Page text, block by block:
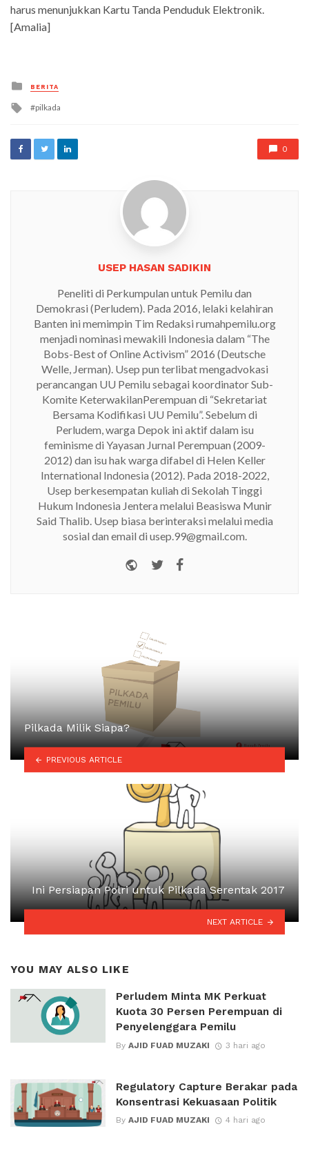
harus menunjukkan Kartu Tanda Penduduk Elektronik.
[Amalia]
Posted
in
BERITA
Tagged
pilkada
0
USEP HASAN SADIKIN
Peneliti di Perkumpulan untuk Pemilu dan
Demokrasi (Perludem). Pada 2016, lelaki kelahiran
Banten ini memimpin Tim Redaksi rumahpemilu.org
menjadi nominasi mewakili Indonesia dalam “The
Bobs-Best of Online Activism” 2016 (Deutsche
Welle, Jerman). Usep pun terlibat mengadvokasi
perancangan UU Pemilu sebagai koordinator Sub-
Komite KeterwakilanPerempuan di “Sekretariat
Bersama Kodifikasi UU Pemilu”. Sebelum di
Perludem, warga Depok ini aktif dalam isu
feminisme di Yayasan Jurnal Perempuan (2009-
2012) dan isu hak warga difabel di Helen Keller
International Indonesia (2012). Pada 2018-2022,
Usep berkesempatan kuliah di Sekolah Tinggi
Hukum Indonesia Jentera melalui Beasiswa Munir
Said Thalib. Usep biasa berinteraksi melalui media
sosial dan email di usep.99@gmail.com.
Website
Twitter
Pilkada Milik Siapa?
PREVIOUS ARTICLE
Ini Persiapan Polri untuk Pilkada Serentak 2017
NEXT ARTICLE
YOU MAY ALSO LIKE
Perludem Minta MK Perkuat
Kuota 30 Persen Perempuan di
Penyelenggara Pemilu
By AJID FUAD MUZAKI 3 hari ago
Regulatory Capture Berakar pada
Konsentrasi Kekuasaan Politik
By AJID FUAD MUZAKI 4 hari ago